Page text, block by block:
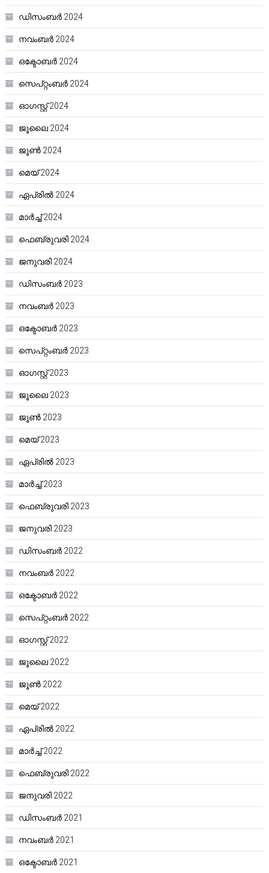
ഡിസംബർ 2024
നവംബർ 2024
ഒക്ടോബർ 2024
സെപ്റ്റംബർ 2024
ഓഗസ്റ്റ്‌ 2024
ജൂലൈ 2024
ജൂൺ 2024
മെയ്‌ 2024
ഏപ്രിൽ 2024
മാർച്ച്‌ 2024
ഫെബ്രുവരി 2024
ജനുവരി 2024
ഡിസംബർ 2023
നവംബർ 2023
ഒക്ടോബർ 2023
സെപ്റ്റംബർ 2023
ഓഗസ്റ്റ്‌ 2023
ജൂലൈ 2023
ജൂൺ 2023
മെയ്‌ 2023
ഏപ്രിൽ 2023
മാർച്ച്‌ 2023
ഫെബ്രുവരി 2023
ജനുവരി 2023
ഡിസംബർ 2022
നവംബർ 2022
ഒക്ടോബർ 2022
സെപ്റ്റംബർ 2022
ഓഗസ്റ്റ്‌ 2022
ജൂലൈ 2022
ജൂൺ 2022
മെയ്‌ 2022
ഏപ്രിൽ 2022
മാർച്ച്‌ 2022
ഫെബ്രുവരി 2022
ജനുവരി 2022
ഡിസംബർ 2021
നവംബർ 2021
ഒക്ടോബർ 2021